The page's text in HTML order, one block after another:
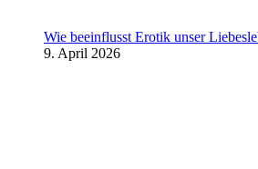
Wie beeinflusst Erotik unser
9. April 2026